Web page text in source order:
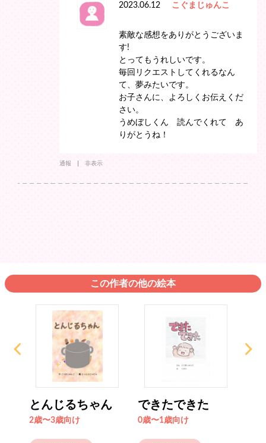
2023.06.12 こぐまじゅんこ
素敵な感想をありがとうございま
す!
とってもうれしいです。
毎回リクエストしてくれるなん
て、夢みたいです。
お子さんに、よろしくお伝えくだ
さい。
うめぼしくん 読んでくれて あ
りがとうね！
通報 非表示
この作者の他の絵本
とんじるちゃん
2歳〜3歳向け
できたできた
0歳〜1歳向け